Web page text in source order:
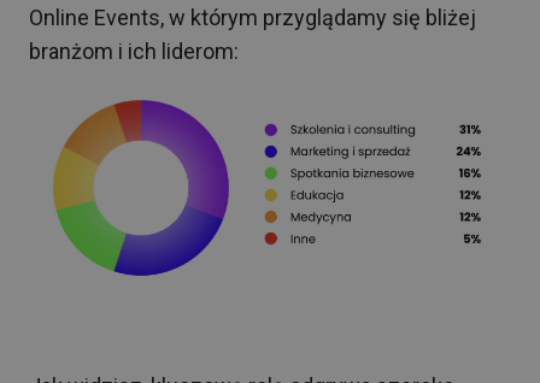
Online Events, w którym przyglądamy się bliżej
branżom i ich liderom: